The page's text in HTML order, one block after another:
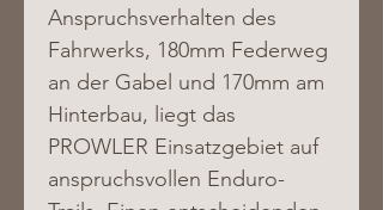
Anspruchsverhalten des
Fahrwerks, 180mm Federweg
an der Gabel und 170mm am
Hinterbau, liegt das
PROWLER Einsatzgebiet auf
anspruchsvollen Enduro-